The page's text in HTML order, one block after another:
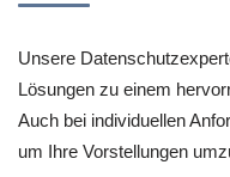
Unsere
Lösungen zu einem
Auch bei individuellen
um Ihre Vorstellungen